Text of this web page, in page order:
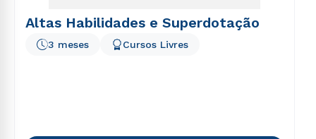
Altas Habilidades e Superdotação
3 meses Cursos Livres